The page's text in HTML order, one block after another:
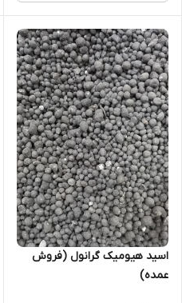
اسید هیومیک گرانول (فروش
عمده)